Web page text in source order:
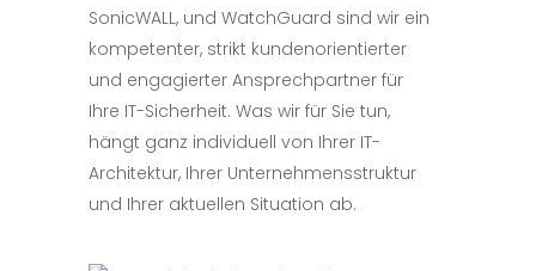
SonicWALL, und WatchGuard sind wir ein
kompetenter, strikt kundenorientierter
und engagierter Ansprechpartner für
Ihre IT-Sicherheit. Was wir für Sie tun,
hängt ganz individuell von Ihrer IT-
Architektur, Ihrer Unternehmensstruktur
und Ihrer aktuellen Situation ab.